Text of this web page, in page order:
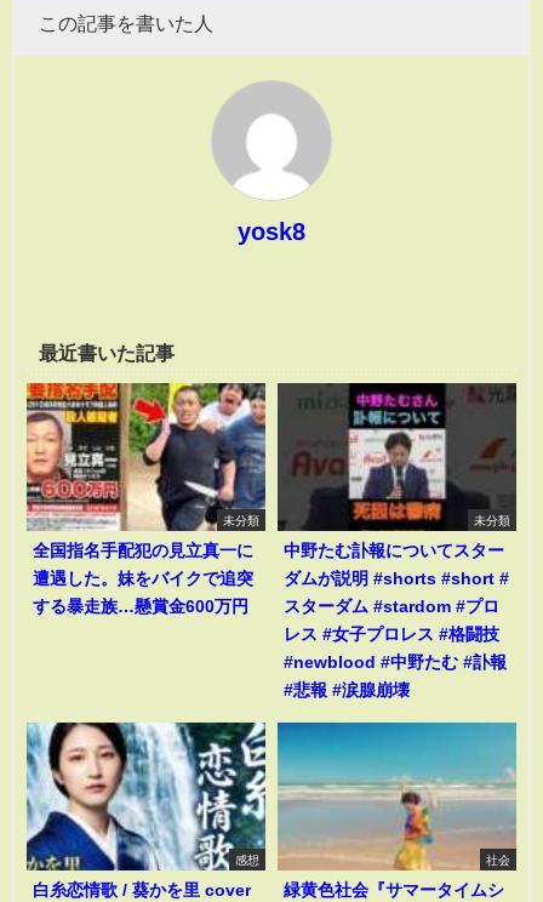
この記事を書いた人
yosk8
最近書いた記事
未分類
全国指名手配犯の見立真一に
遭遇した。妹をバイクで追突
する暴走族…懸賞金600万円
未分類
中野たむ訃報についてスター
ダムが説明 #shorts #short #
スターダム #stardom #プロ
レス #女子プロレス #格闘技
#newblood #中野たむ #訃報
#悲報 #涙腺崩壊
感想
白糸恋情歌 / 葵かを里 cover
社会
緑黄色社会『サマータイムシ